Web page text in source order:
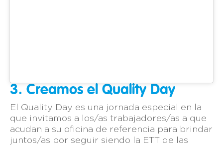
3. Creamos el Quality Day
El Quality Day es una jornada especial en la
que invitamos a los/as trabajadores/as a que
acudan a su oficina de referencia para brindar
juntos/as por seguir siendo la ETT de las